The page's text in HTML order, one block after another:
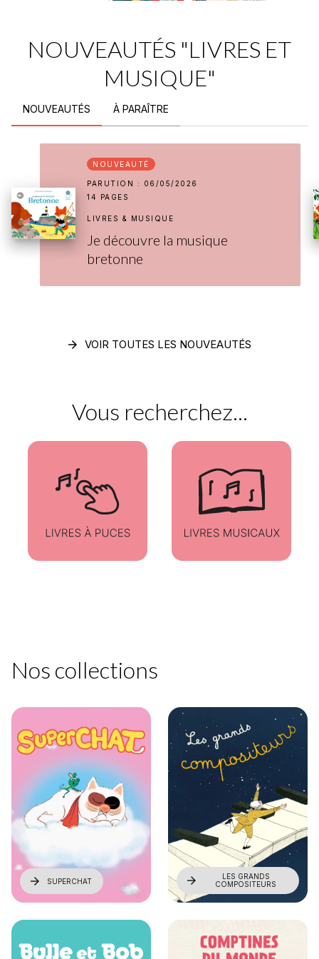
NOUVEAUTÉS "LIVRES ET
MUSIQUE"
NOUVEAUTÉS À PARAÎTRE
NOUVEAUTÉ
PARUTION : 06/05/2026
14 PAGES
LIVRES & MUSIQUE
Je découvre la musique
bretonne
arrow_forward VOIR TOUTES LES NOUVEAUTÉS
Vous recherchez...
Nos collections
arrow_forward SUPERCHAT arrow_forward
LES GRANDS
COMPOSITEURS